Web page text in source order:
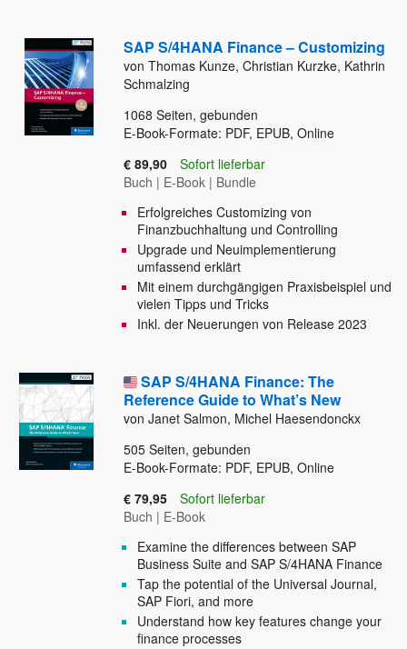
SAP S/4HANA Finance – Customizing
von Thomas Kunze, Christian Kurzke, Kathrin
Schmalzing
1068 Seiten, gebunden
E-Book-Formate: PDF, EPUB, Online
€ 89,90
Sofort lieferbar
Buch | E-Book | Bundle
Erfolgreiches Customizing von
Finanzbuchhaltung und Controlling
Upgrade und Neuimplementierung
umfassend erklärt
Mit einem durchgängigen Praxisbeispiel und
vielen Tipps und Tricks
Inkl. der Neuerungen von Release 2023
SAP S/4HANA Finance: The
Reference Guide to What’s New
von Janet Salmon, Michel Haesendonckx
505 Seiten, gebunden
E-Book-Formate: PDF, EPUB, Online
€ 79,95
Sofort lieferbar
Buch | E-Book
Examine the differences between SAP
Business Suite and SAP S/4HANA Finance
Tap the potential of the Universal Journal,
SAP Fiori, and more
Understand how key features change your
finance processes